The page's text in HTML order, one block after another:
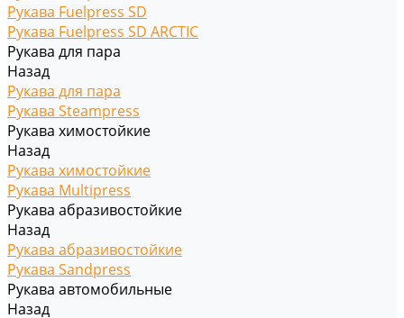
Рукава Fuelpress SD
Рукава Fuelpress SD ARCTIC
Рукава для пара
Назад
Рукава для пара
Рукава Steampress
Рукава химостойкие
Назад
Рукава химостойкие
Рукава Multipress
Рукава абразивостойкие
Назад
Рукава абразивостойкие
Рукава Sandpress
Рукава автомобильные
Назад